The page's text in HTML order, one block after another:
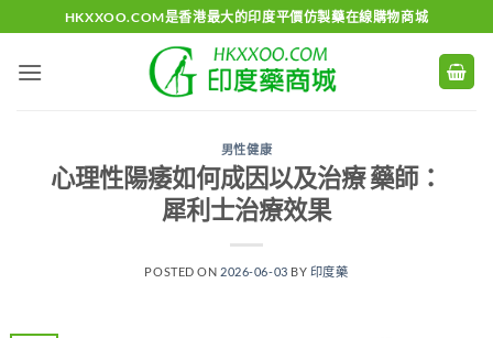
to
content
HKXXOO.COM是香港最大的印度平價仿製藥在線購物商城
男性健康
心理性陽痿如何成因以及治療 藥師：
犀利士治療效果
POSTED ON 2026-06-03 BY 印度藥